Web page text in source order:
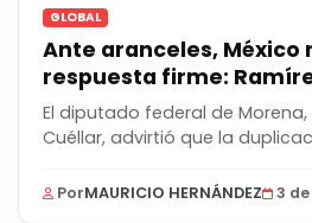
GLOBAL
Ante aranceles, México
respuesta firme:
El diputado federal de
Cuéllar, advirtió que la
PorMAURICIO HERNÁNDEZ 3